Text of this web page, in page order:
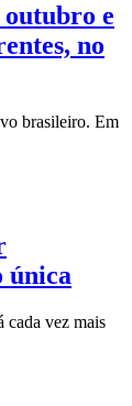
e
no
brasileiro. Em
única
cada vez mais